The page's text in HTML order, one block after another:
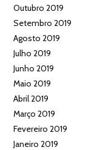
Outubro 2019
Setembro 2019
Agosto 2019
Julho 2019
Junho 2019
Maio 2019
Abril 2019
Março 2019
Fevereiro 2019
Janeiro 2019